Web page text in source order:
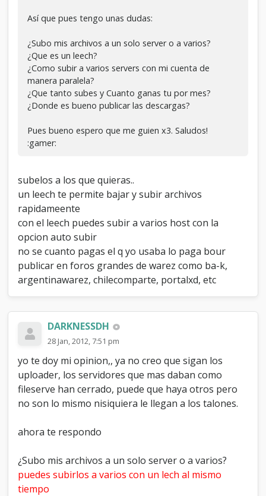
Así que pues tengo unas dudas:
¿Subo mis archivos a un solo server o a varios?
¿Que es un leech?
¿Como subir a varios servers con mi cuenta de
manera paralela?
¿Que tanto subes y Cuanto ganas tu por mes?
¿Donde es bueno publicar las descargas?
Pues bueno espero que me guien x3. Saludos!
:gamer:
subelos a los que quieras..
un leech te permite bajar y subir archivos
rapidameente
con el leech puedes subir a varios host con la
opcion auto subir
no se cuanto pagas el q yo usaba lo paga bour
publicar en foros grandes de warez como ba-k,
argentinawarez, chilecomparte, portalxd, etc
DARKNESSDH
28 Jan, 2012, 7:51 pm
yo te doy mi opinion,, ya no creo que sigan los
uploader, los servidores que mas daban como
fileserve han cerrado, puede que haya otros pero
no son lo mismo nisiquiera le llegan a los talones.
ahora te respondo
¿Subo mis archivos a un solo server o a varios?
puedes subirlos a varios con un lech al mismo
tiempo